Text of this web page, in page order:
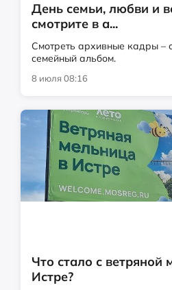
День семьи, любви и
смотрите в а...
Смотреть архивные кадры –
семейный альбом.
8 июля 08:16
Что стало с ветряной
Истре?